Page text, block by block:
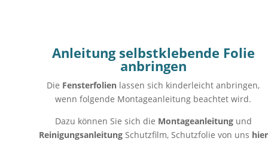
Anleitung selbstklebende Folie
anbringen
Die Fensterfolien lassen sich kinderleicht anbringen,
wenn folgende Montageanleitung beachtet wird.
Dazu können Sie sich die Montageanleitungund
ReinigungsanleitungSchutzfilm, Schutzfolie von uns hier